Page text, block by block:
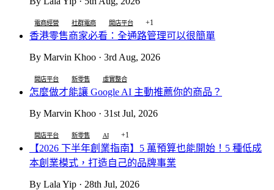
電商經營 社群電商 開店平台 +1
香港零售商家必看：全通路管理可以很簡單
By Marvin Khoo · 3rd Aug, 2026
開店平台 新零售 虛實整合
怎麼做才能讓 Google AI 主動推薦你的商品？
By Marvin Khoo · 31st Jul, 2026
開店平台 新零售 AI +1
【2026 下半年創業指南】5 萬預算也能開始！5 種低成
本創業模式，打造自己的品牌事業
By Lala Yip · 28th Jul, 2026